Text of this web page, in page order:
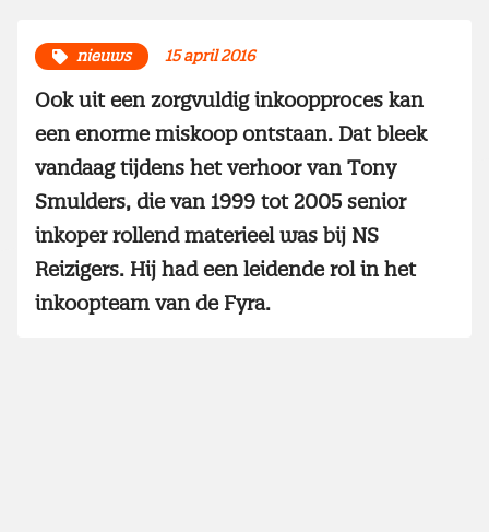
nieuws 15 april 2016
Ook uit een zorgvuldig inkoopproces kan
een enorme miskoop ontstaan. Dat bleek
vandaag tijdens het verhoor van Tony
Smulders, die van 1999 tot 2005 senior
inkoper rollend materieel was bij NS
Reizigers. Hij had een leidende rol in het
inkoopteam van de Fyra.